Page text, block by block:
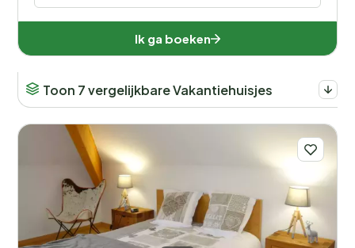
Ik ga boeken
Toon 7 vergelijkbare Vakantiehuisjes